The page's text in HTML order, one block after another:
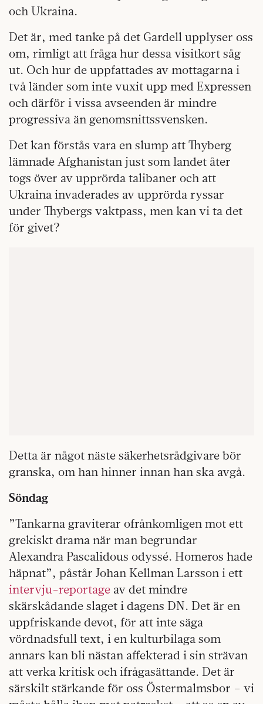
och Ukraina.
Det är, med tanke på det Gardell upplyser oss
om, rimligt att fråga hur dessa visitkort såg
ut. Och hur de uppfattades av mottagarna i
två länder som inte vuxit upp med Expressen
och därför i vissa avseenden är mindre
progressiva än genomsnittssvensken.
Det kan förstås vara en slump att Thyberg
lämnade Afghanistan just som landet åter
togs över av upprörda talibaner och att
Ukraina invaderades av upprörda ryssar
under Thybergs vaktpass, men kan vi ta det
för givet?
Detta är något näste säkerhetsrådgivare bör
granska, om han hinner innan han ska avgå.
Söndag
”Tankarna graviterar ofrånkomligen mot ett
grekiskt drama när man begrundar
Alexandra Pascalidous odyssé. Homeros hade
häpnat”, påstår Johan Kellman Larsson i ett
intervju-reportage av det mindre
skärskådande slaget i dagens DN. Det är en
uppfriskande devot, för att inte säga
vördnadsfull text, i en kulturbilaga som
annars kan bli nästan affekterad i sin strävan
att verka kritisk och ifrågasättande. Det är
särskilt stärkande för oss Östermalmsbor – vi